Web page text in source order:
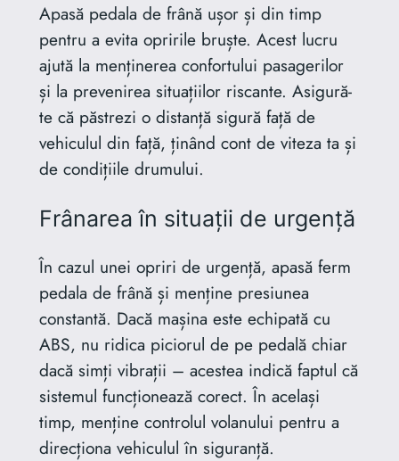
Apasă pedala de frână ușor și din timp
pentru a evita opririle bruște. Acest lucru
ajută la menținerea confortului pasagerilor
și la prevenirea situațiilor riscante. Asigură-
te că păstrezi o distanță sigură față de
vehiculul din față, ținând cont de viteza ta și
de condițiile drumului.
Frânarea în situații de urgență
În cazul unei opriri de urgență, apasă ferm
pedala de frână și menține presiunea
constantă. Dacă mașina este echipată cu
ABS, nu ridica piciorul de pe pedală chiar
dacă simți vibrații – acestea indică faptul că
sistemul funcționează corect. În același
timp, menține controlul volanului pentru a
direcționa vehiculul în siguranță.